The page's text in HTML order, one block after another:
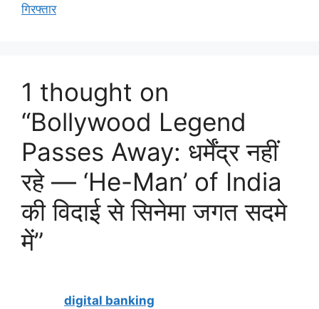
गिरफ्तार
1 thought on
“Bollywood Legend
Passes Away: धर्मेंद्र नहीं
रहे — ‘He-Man’ of India
की विदाई से सिनेमा जगत सदमे
में”
digital banking